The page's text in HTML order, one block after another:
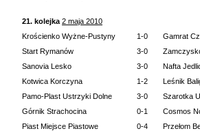
21. kolejka 2 maja 2010
Krościenko Wyżne-Pustyny
1-0
Gamrat
Start Rymanów
3-0
Sanovia Lesko
3-0
Nafta
Kotwica Korczyna
1-2
Leśnik
Pamo-Plast Ustrzyki Dolne
3-0
Szarotka
Górnik Strachocina
0-1
Cosmos
Piast Miejsce Piastowe
0-4
Przełom